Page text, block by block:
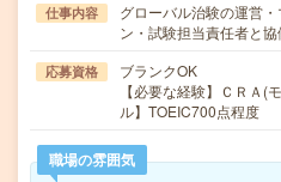
仕事内容
グローバル治験の運営
ン・試験担当責任者と
応募資格
ブランクOK
【必要な経験】ＣＲ
ル】TOEIC700点程度
職場の雰囲気